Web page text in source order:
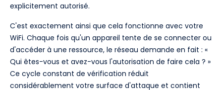
explicitement autorisé.
C'est exactement ainsi que cela fonctionne avec votre
WiFi. Chaque fois qu'un appareil tente de se connecter ou
d'accéder à une ressource, le réseau demande en fait : «
Qui êtes-vous et avez-vous l'autorisation de faire cela ? »
Ce cycle constant de vérification réduit
considérablement votre surface d'attaque et contient